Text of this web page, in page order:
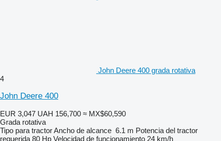
John Deere 400 grada rotativa
4
John Deere 400
EUR 3,047 UAH 156,700 ≈ MX$60,590
Grada rotativa
Tipo para tractorAncho de alcance 6.1 m Potencia del tractor
requerida 80 Hp Velocidad de funcionamiento 24 km/h